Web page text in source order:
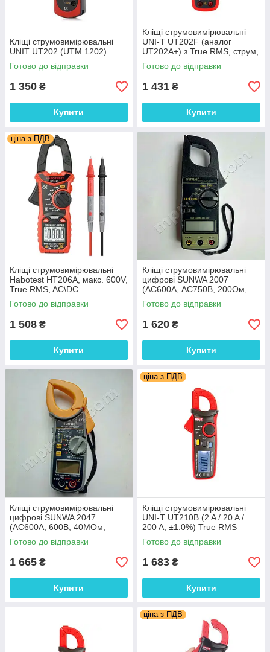
Кліщі струмовимірювальні
UNIT UT202 (UTM 1202)
Готово до відправки
1 350 ₴
Купити
Кліщі струмовимірювальні
UNI-T UT202F (аналог
UT202А+) з True RMS, струм,
опір, частота, напруга,
ємність
Готово до відправки
1 431 ₴
Купити
ціна з ПДВ
Кліщі струмовимірювальні
Habotest HT206A, макс. 600V,
True RMS, AC\DC
Готово до відправки
1 508 ₴
Купити
Кліщі струмовимірювальні
цифрові SUNWA 2007
(AC600A, АС750В, 200Ом,
Ø30мм, звукова
продзвонювання)
Готово до відправки
1 620 ₴
Купити
Кліщі струмовимірювальні
цифрові SUNWA 2047
(AC600A, 600В, 40МОм,
40кГц, 40мкФ, Ø33мм)
Готово до відправки
1 665 ₴
Купити
ціна з ПДВ
Кліщі струмовимірювальні
UNI-T UT210B (2 A / 20 A /
200 A; ±1.0%) True RMS
Готово до відправки
1 683 ₴
Купити
ціна з ПДВ